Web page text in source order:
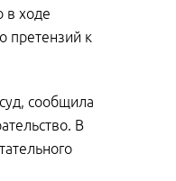
в ходе
претензий к
сообщила
В